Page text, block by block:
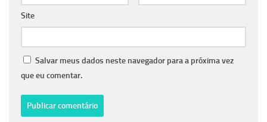
Site
Salvar meus dados neste navegador para a próxima vez
que eu comentar.